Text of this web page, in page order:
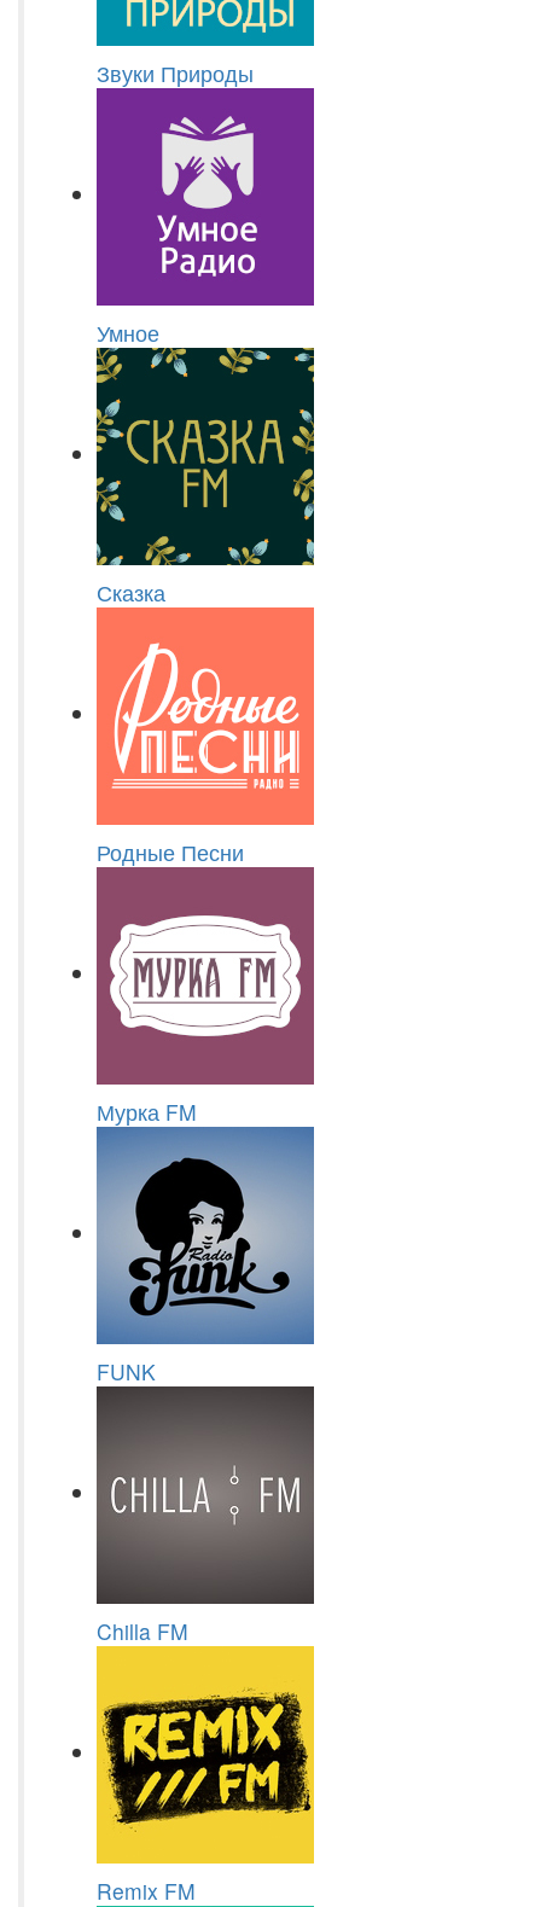
Звуки Природы
Умное
Сказка
Родные Песни
Мурка FM
FUNK
Chilla FM
Remix FM